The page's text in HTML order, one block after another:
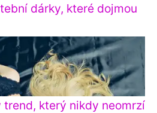
dárky, které dojmou
trend, který nikdy neomrzí